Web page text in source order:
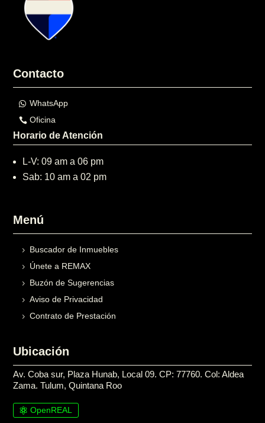
Contacto
WhatsApp
Oficina
Horario de Atención
L-V: 09 am a 06 pm
Sab: 10 am a 02 pm
Menú
Buscador de Inmuebles
Únete a REMAX
Buzón de Sugerencias
Aviso de Privacidad
Contrato de Prestación
Ubicación
Av. Coba sur, Plaza Hunab, Local 09. CP: 77760. Col: Aldea
Zama. Tulum, Quintana Roo
OpenREAL